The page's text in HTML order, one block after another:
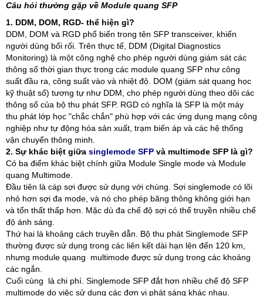
Câu hỏi thường gặp về Module quang SFP
1. DDM, DOM, RGD- thể hiện gì?
DDM, DOM và RGD phổ biến trong tên SFP transceiver, khiến
người dùng bối rối. Trên thực tế, DDM (Digital Diagnostics
Monitoring) là một công nghệ cho phép người dùng giám sát các
thông số thời gian thực trong các module quang SFP như công
suất đầu ra, công suất vào và nhiệt độ. DOM (giám sát quang học
kỹ thuật số) tương tự như DDM, cho phép người dùng theo dõi các
thông số của bộ thu phát SFP. RGD có nghĩa là SFP là một máy
thu phát lớp học "chắc chắn" phù hợp với các ứng dụng mạng công
nghiệp như tự động hóa sản xuất, trạm biến áp và các hệ thống
vận chuyển thông minh.
2. Sự khác biệt giữa singlemode SFP và multimode SFP là gì?
Có ba điểm khác biệt chính giữa Module Single mode và Module
quang Multimode.
Đầu tiên là cáp sợi được sử dụng với chúng. Sợi singlemode có lõi
nhỏ hơn sợi đa mode, và nó cho phép băng thông không giới hạn
và tổn thất thấp hơn. Mặc dù đa chế độ sợi có thể truyền nhiều chế
độ ánh sáng.
Thứ hai là khoảng cách truyền dẫn. Bộ thu phát Singlemode SFP
thường được sử dụng trong các liên kết dài hạn lên đến 120 km,
nhưng module quang multimode được sử dụng trong các khoảng
các ngắn.
Cuối cùng là chi phí. Singlemode SFP đắt hơn nhiều chế độ SFP
multimode do việc sử dụng các đơn vị phát sáng khác nhau.